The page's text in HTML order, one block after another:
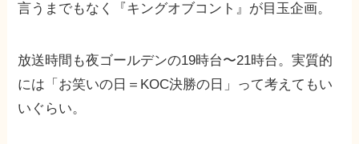
言うまでもなく『キングオブコント』が目玉企画。
放送時間も夜ゴールデンの19時台〜21時台。実質的
には「お笑いの日＝KOC決勝の日」って考えてもい
いぐらい。